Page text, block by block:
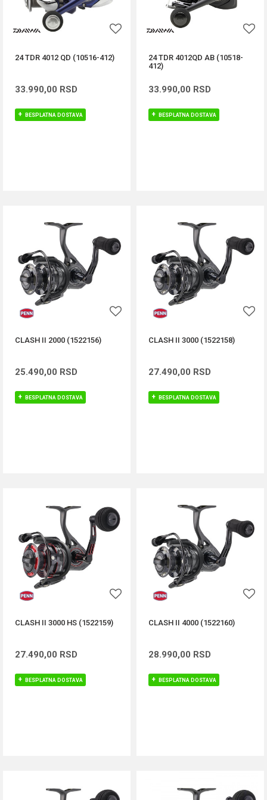
24 TDR 4012 QD (10516-412)
33.990,00 RSD
BESPLATNA DOSTAVA
24 TDR 4012QD AB (10518-
412)
33.990,00 RSD
BESPLATNA DOSTAVA
CLASH II 2000 (1522156)
25.490,00 RSD
BESPLATNA DOSTAVA
CLASH II 3000 (1522158)
27.490,00 RSD
BESPLATNA DOSTAVA
CLASH II 3000 HS (1522159)
27.490,00 RSD
BESPLATNA DOSTAVA
CLASH II 4000 (1522160)
28.990,00 RSD
BESPLATNA DOSTAVA